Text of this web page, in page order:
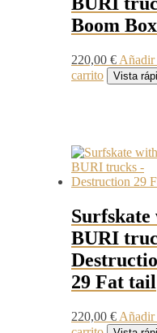
Boom
220,00 € Añadir
carrito
Vista
Surfskate
BURI
29 Fat tail
220,00 € Añadir